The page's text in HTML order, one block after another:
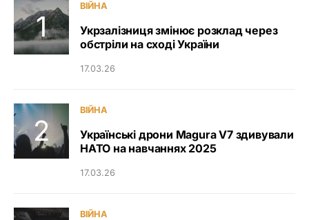
ВІЙНА
Укрзалізниця змінює розклад через
обстріли на сході України
17.03.26
ВІЙНА
Українські дрони Magura V7 здивували
НАТО на навчаннях 2025
17.03.26
ВІЙНА